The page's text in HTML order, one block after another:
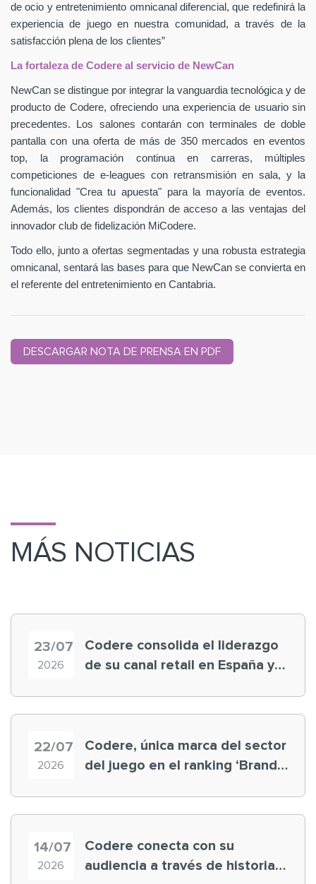
de ocio y entretenimiento omnicanal diferencial, que redefinirá la
experiencia de juego en nuestra comunidad, a través de la
satisfacción plena de los clientes”
La fortaleza de Codere al servicio de NewCan
NewCan se distingue por integrar la vanguardia tecnológica y de
producto de Codere, ofreciendo una experiencia de usuario sin
precedentes. Los salones contarán con terminales de doble
pantalla con una oferta de más de 350 mercados en eventos
top, la programación continua en carreras, múltiples
competiciones de e-leagues con retransmisión en sala, y la
funcionalidad "Crea tu apuesta" para la mayoría de eventos.
Además, los clientes dispondrán de acceso a las ventajas del
innovador club de fidelización MiCodere.
Todo ello, junto a ofertas segmentadas y una robusta estrategia
omnicanal, sentará las bases para que NewCan se convierta en
el referente del entretenimiento en Cantabria.
DESCARGAR NOTA DE PRENSA EN PDF
MÁS NOTICIAS
23/07
2026
Codere consolida el liderazgo
de su canal retail en España y
22/07
2026
Codere, única marca del sector
del juego en el ranking ‘Brand
14/07
2026
Codere conecta con su
audiencia a través de historias